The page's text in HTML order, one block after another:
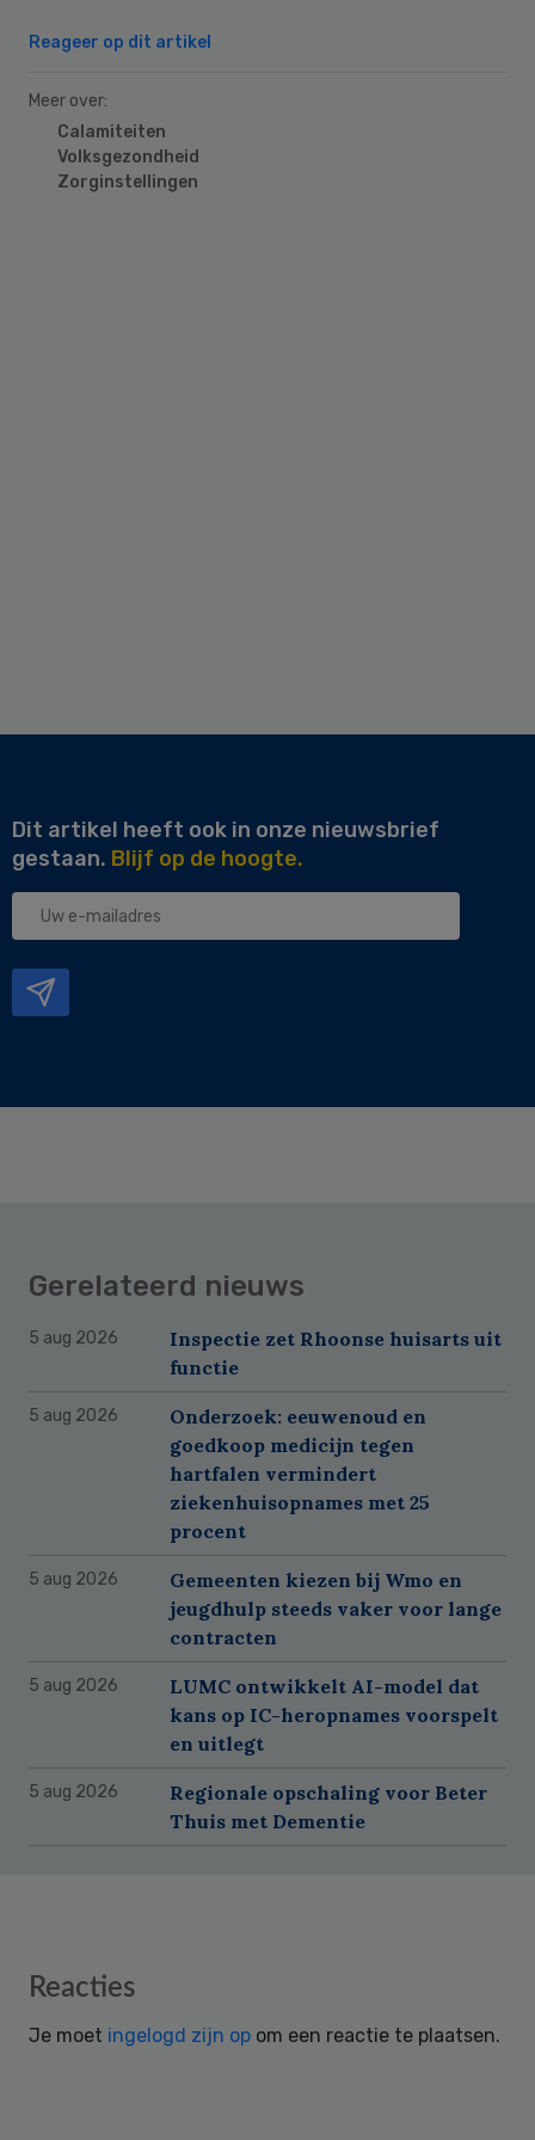
Reageer op dit artikel
Meer over:
Calamiteiten
Volksgezondheid
Zorginstellingen
Dit artikel heeft ook in onze nieuwsbrief
gestaan. Blijf op de hoogte.
Uw
Gerelateerd nieuws
5 aug 2026
Inspectie zet Rhoonse huisarts uit
functie
5 aug 2026
Onderzoek: eeuwenoud en
goedkoop medicijn tegen
hartfalen vermindert
ziekenhuisopnames met 25
procent
5 aug 2026
Gemeenten kiezen bij Wmo en
jeugdhulp steeds vaker voor lange
contracten
5 aug 2026
LUMC ontwikkelt AI-model dat
kans op IC-heropnames voorspelt
en uitlegt
5 aug 2026
Regionale opschaling voor Beter
Thuis met Dementie
Reader
Reacties
Je moet ingelogd zijn op om een reactie te plaatsen.